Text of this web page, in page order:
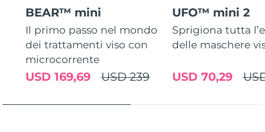
BEAR™ mini
Il primo passo nel mondo
dei trattamenti viso con
microcorrente
USD 239
USD 169,69
UFO™ mini 2
Sprigiona tutta
delle maschere
USD 70,29